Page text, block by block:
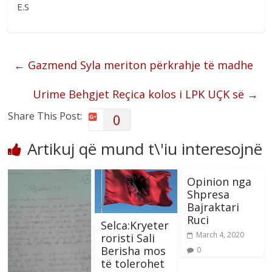
E.S
← Gazmend Syla meriton përkrahje të madhe
Urime Behgjet Reçica kolos i LPK UÇK së →
Share This Post: 0
Artikuj që mund t\'iu interesojnë
Selca:Kryeter
roristi Sali
Berisha mos
të tolerohet
Opinion nga
Shpresa
Bajraktari
Ruci
March 4, 2020
0